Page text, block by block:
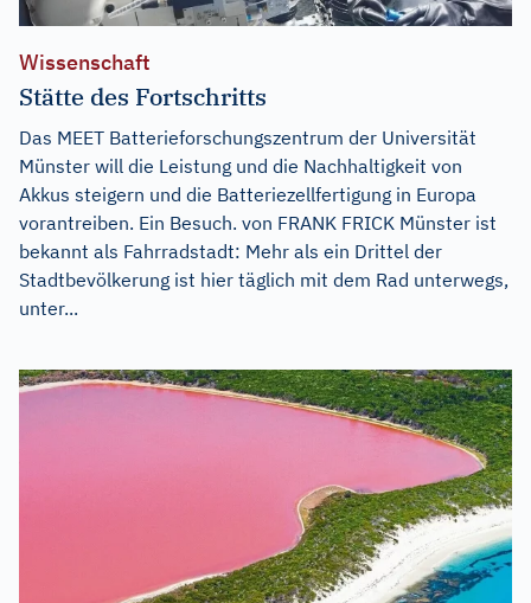
Wissenschaft
Stätte des Fortschritts
Das MEET Batterieforschungszentrum der Universität
Münster will die Leistung und die Nachhaltigkeit von
Akkus steigern und die Batteriezellfertigung in Europa
vorantreiben. Ein Besuch. von FRANK FRICK Münster ist
bekannt als Fahrradstadt: Mehr als ein Drittel der
Stadtbevölkerung ist hier täglich mit dem Rad unterwegs,
unter...